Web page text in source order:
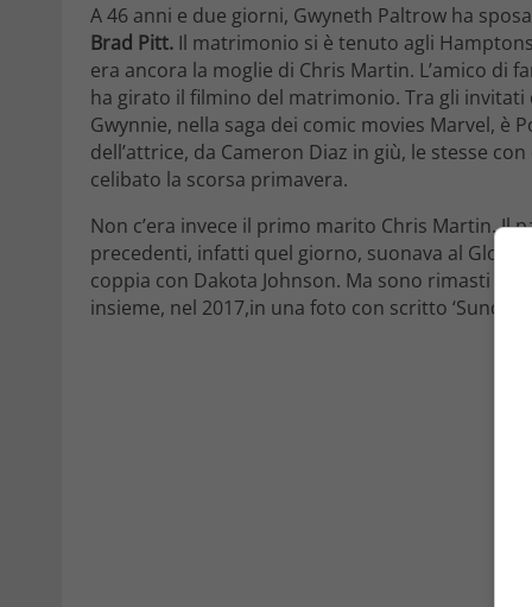
A 46 anni e due giorni, Gwyneth Paltrow ha
Brad Pitt. Il matrimonio si è tenuto agli
era ancora la moglie di Chris Martin. L’amico di
ha girato il filmino del matrimonio. Tra gli invitati
Gwynnie, nella saga dei comic movies Marvel, è
dell’attrice, da Cameron Diaz in giù, le stesse
celibato la scorsa primavera.
Non c’era invece il primo marito Chris Martin. Il
precedenti, infatti quel giorno, suonava al Global
coppia con Dakota Johnson. Ma sono rimasti
insieme, nel 2017,in una foto con scritto